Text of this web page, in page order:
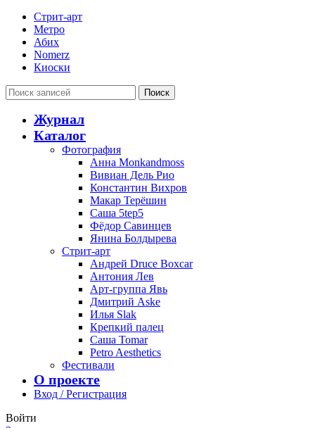
Стрит-арт
Метро
Абих
Nomerz
Киоски
Поиск
Журнал
Каталог
Фотография
Анна Monkandmoss
Вивиан Дель Рио
Константин Вихров
Макар Терёшин
Саша 5tep5
Фёдор Савинцев
Янина Болдырева
Стрит-арт
Андрей Druce Boxcar
Антония Лев
Арт-группа Явь
Дмитрий Aske
Илья Slak
Крепкий палец
Саша Tomar
Petro Aesthetics
Фестивали
О проекте
Вход / Регистрация
Войти